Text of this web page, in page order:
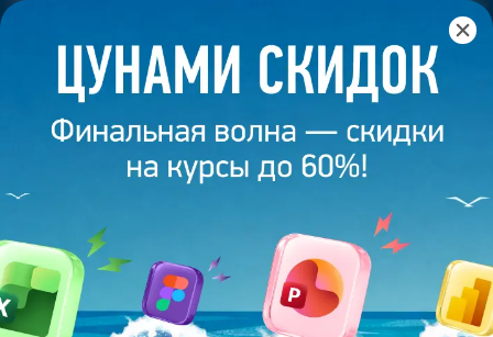
Главная /Банк слайдов / Презентация 145 – Разработана
студией Bonnie&Slide для Сбербанк
ПРЕЗЕНТАЦИЯ 145 -
РАЗРАБОТАНА СТУДИЕЙ
BONNIE&SLIDE ДЛЯ СБЕРБАНК